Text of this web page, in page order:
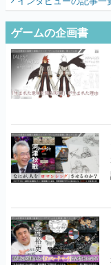
ゲームの企画書